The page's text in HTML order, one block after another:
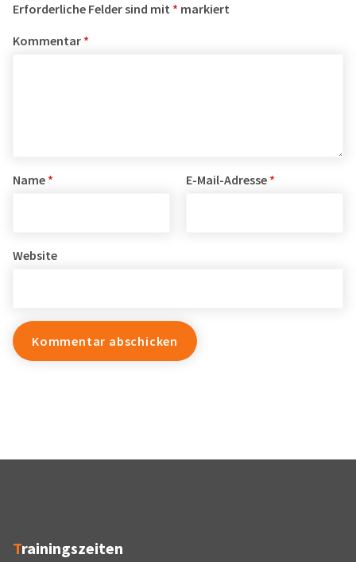
Erforderliche Felder sind mit * markiert
Kommentar *
Name * E-Mail-Adresse *
Website
Trainingszeiten